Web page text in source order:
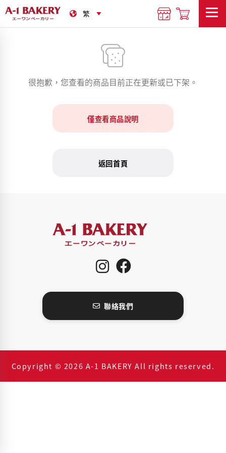
很抱歉，您查看的商品目前正在更新或已下架。
僅查看商品說明
返回首頁
聯絡我們
Copyright © 2026 A-1 BAKERY All rights reserved.